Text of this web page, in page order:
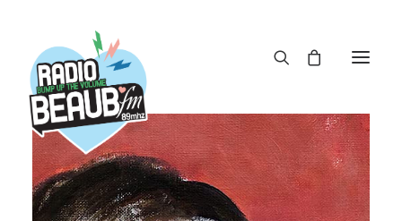
ACTUS
REPLAY